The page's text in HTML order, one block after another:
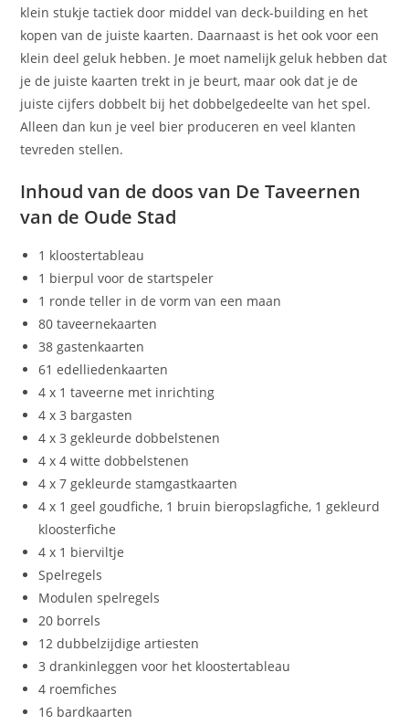
klein stukje tactiek door middel van deck-building en het
kopen van de juiste kaarten. Daarnaast is het ook voor een
klein deel geluk hebben. Je moet namelijk geluk hebben dat
je de juiste kaarten trekt in je beurt, maar ook dat je de
juiste cijfers dobbelt bij het dobbelgedeelte van het spel.
Alleen dan kun je veel bier produceren en veel klanten
tevreden stellen.
Inhoud van de doos van De Taveernen
van de Oude Stad
1 kloostertableau
1 bierpul voor de startspeler
1 ronde teller in de vorm van een maan
80 taveernekaarten
38 gastenkaarten
61 edelliedenkaarten
4 x 1 taveerne met inrichting
4 x 3 bargasten
4 x 3 gekleurde dobbelstenen
4 x 4 witte dobbelstenen
4 x 7 gekleurde stamgastkaarten
4 x 1 geel goudfiche, 1 bruin bieropslagfiche, 1 gekleurd
kloosterfiche
4 x 1 bierviltje
Spelregels
Modulen spelregels
20 borrels
12 dubbelzijdige artiesten
3 drankinleggen voor het kloostertableau
4 roemfiches
16 bardkaarten